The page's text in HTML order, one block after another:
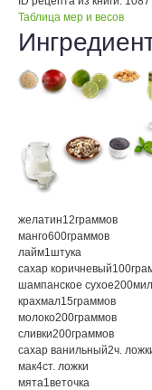
Таблица мер и весов
желатин12граммов
манго600граммов
лайм1 штука
сахар коричневый100
шампанское сухое200
крахмал15граммов
молоко200граммов
сливки200граммов
сахар ванильный2ч.
мак4ст. ложки
мята1 веточка